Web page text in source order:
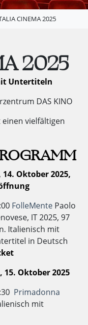
CINEMA 2025
2025
Untertiteln
DAS KINO
vielfältigen
14. Oktober 2025,
FolleMente Paolo
IT 2025, 97
Italienisch mit
in Deutsch
15. Oktober 2025
Primadonna
mit